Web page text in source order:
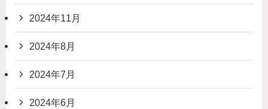
2024年11月
2024年8月
2024年7月
2024年6月